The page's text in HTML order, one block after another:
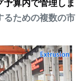
算内で管理しま
るための複数の市